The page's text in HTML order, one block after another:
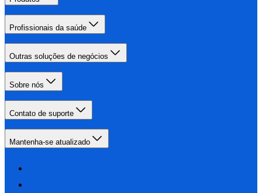
Profissionais da saúde
Outras soluções de negócios
Sobre nós
Contato de suporte
Mantenha-se atualizado